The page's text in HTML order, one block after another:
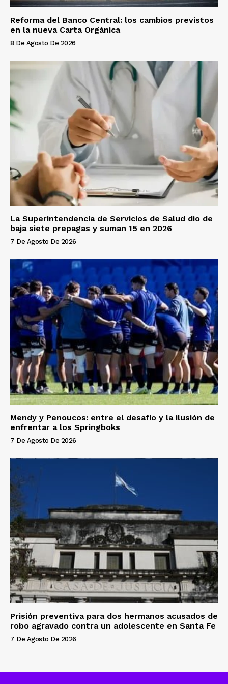
Reforma del Banco Central: los cambios previstos
en la nueva Carta Orgánica
8 De Agosto De 2026
La Superintendencia de Servicios de Salud dio de
baja siete prepagas y suman 15 en 2026
7 De Agosto De 2026
Mendy y Penoucos: entre el desafío y la ilusión de
enfrentar a los Springboks
7 De Agosto De 2026
Prisión preventiva para dos hermanos acusados de
robo agravado contra un adolescente en Santa Fe
7 De Agosto De 2026